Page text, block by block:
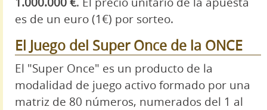
es de un euro (1€) por sorteo.
El Juego del Super Once de la ONCE
El "Super Once" es un producto de la
modalidad de juego activo formado por una
matriz de 80 números, numerados del 1 al